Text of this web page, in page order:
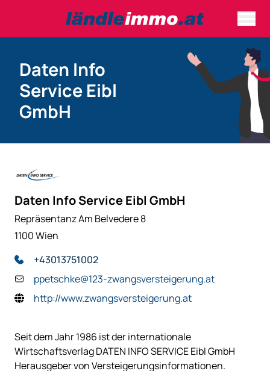
Daten Info
Service Eibl
GmbH
Daten Info Service Eibl GmbH
Repräsentanz Am Belvedere 8
1100 Wien
+43013751002
ppetschke@123-zwangsversteigerung.at
http://www.zwangsversteigerung.at
Seit dem Jahr 1986 ist der internationale
Wirtschaftsverlag DATEN INFO SERVICE Eibl GmbH
Herausgeber von Versteigerungsinformationen.